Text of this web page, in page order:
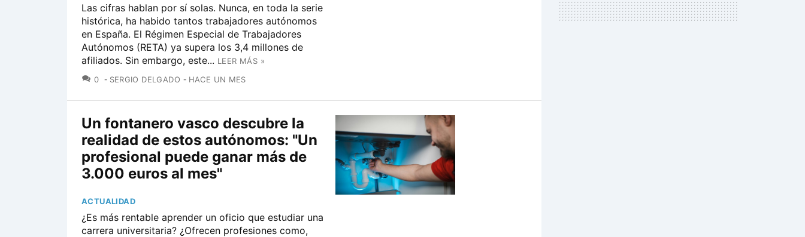
Las cifras hablan por sí solas. Nunca, en toda la serie
histórica, ha habido tantos trabajadores autónomos
en España. El Régimen Especial de Trabajadores
Autónomos (RETA) ya supera los 3,4 millones de
afiliados. Sin embargo, este... LEER MÁS »
0 COMENTARIOS
SERGIO DELGADO HACE UN MES
Un fontanero vasco descubre la
realidad de estos autónomos: "Un
profesional puede ganar más de
3.000 euros al mes"
ACTUALIDAD
¿Es más rentable aprender un oficio que estudiar una
carrera universitaria? ¿Ofrecen profesiones como,